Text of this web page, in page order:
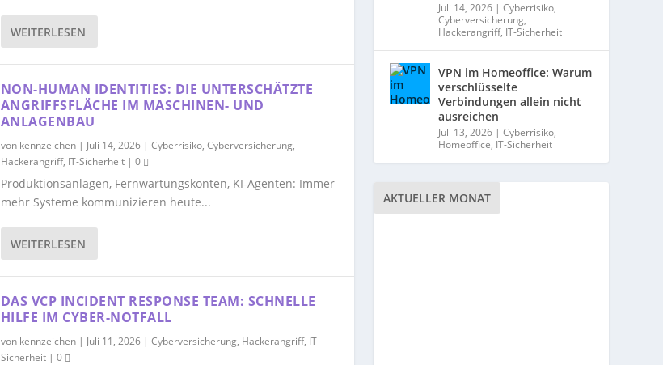
WEITERLESEN
NON-HUMAN IDENTITIES: DIE UNTERSCHÄTZTE
ANGRIFFSFLÄCHE IM MASCHINEN- UND
ANLAGENBAU
von kennzeichen| Juli 14, 2026| Cyberrisiko, Cyberversicherung,
Hackerangriff, IT-Sicherheit| 0
Produktionsanlagen, Fernwartungskonten, KI-Agenten: Immer
mehr Systeme kommunizieren heute...
WEITERLESEN
DAS VCP INCIDENT RESPONSE TEAM: SCHNELLE
HILFE IM CYBER-NOTFALL
von kennzeichen| Juli 11, 2026| Cyberversicherung, Hackerangriff, IT-
Sicherheit| 0
Juli 14, 2026 |Cyberrisiko,
Cyberversicherung,
Hackerangriff, IT-Sicherheit
VPN im Homeoffice: Warum
verschlüsselte
Verbindungen allein nicht
ausreichen
Juli 13, 2026 |Cyberrisiko,
Homeoffice, IT-Sicherheit
AKTUELLER MONAT